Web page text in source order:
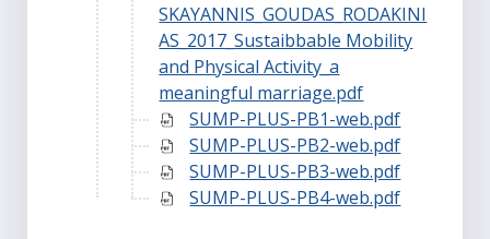
SKAYANNIS_GOUDAS_RODAKINI
AS_2017_Sustaibbable Mobility
and Physical Activity_a
meaningful marriage.pdf
SUMP-PLUS-PB1-web.pdf
SUMP-PLUS-PB2-web.pdf
SUMP-PLUS-PB3-web.pdf
SUMP-PLUS-PB4-web.pdf